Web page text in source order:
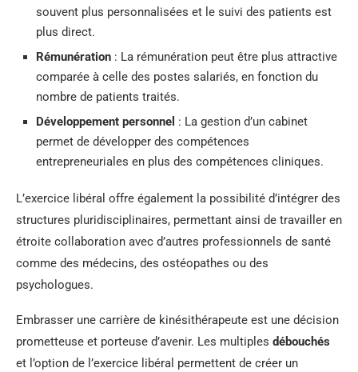
souvent plus personnalisées et le suivi des patients est
plus direct.
Rémunération : La rémunération peut être plus attractive
comparée à celle des postes salariés, en fonction du
nombre de patients traités.
Développement personnel : La gestion d’un cabinet
permet de développer des compétences
entrepreneuriales en plus des compétences cliniques.
L’exercice libéral offre également la possibilité d’intégrer des
structures pluridisciplinaires, permettant ainsi de travailler en
étroite collaboration avec d’autres professionnels de santé
comme des médecins, des ostéopathes ou des
psychologues.
Embrasser une carrière de kinésithérapeute est une décision
prometteuse et porteuse d’avenir. Les multiples débouchés
et l’option de l’exercice libéral permettent de créer un